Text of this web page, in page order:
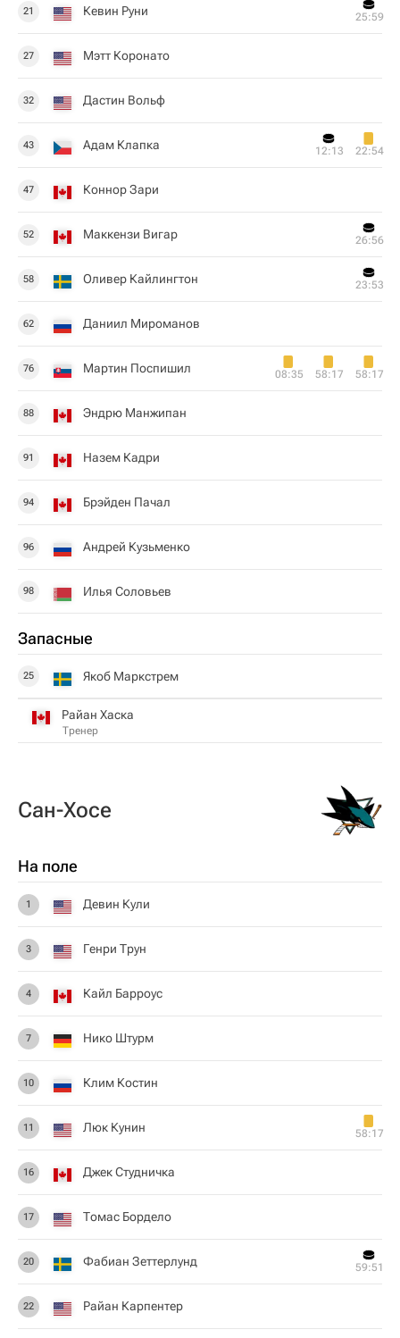
21 Кевин Руни 25:59
27 Мэтт Коронато
32 Дастин Вольф
43 Адам Клапка 12:13 22:54
47 Коннор Зари
52 Маккензи Вигар 26:56
58 Оливер Кайлингтон 23:53
62 Даниил Мироманов
76 Мартин Поспишил 08:35 58:17 58:17
88 Эндрю Манжипан
91 Назем Кадри
94 Брэйден Пачал
96 Андрей Кузьменко
98 Илья Соловьев
Запасные
25 Якоб Маркстрем
Райан Хаска
Тренер
Сан-Хосе
На поле
1 Девин Кули
3 Генри Трун
4 Кайл Барроус
7 Нико Штурм
10 Клим Костин
11 Люк Кунин 58:17
16 Джек Студничка
17 Томас Бордело
20 Фабиан Зеттерлунд 59:51
22 Райан Карпентер